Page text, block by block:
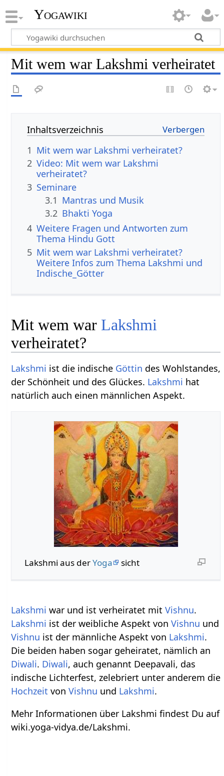
Yogawiki
Mit wem war Lakshmi verheiratet
Inhaltsverzeichnis
1 Mit wem war Lakshmi verheiratet?
2 Video: Mit wem war Lakshmi
verheiratet?
3 Seminare
3.1 Mantras und Musik
3.2 Bhakti Yoga
4 Weitere Fragen und Antworten zum
Thema Hindu Gott
5 Mit wem war Lakshmi verheiratet?
Weitere Infos zum Thema Lakshmi und
Indische_Götter
Mit wem war Lakshmi
verheiratet?
Lakshmi ist die indische Göttin des Wohlstandes,
der Schönheit und des Glückes. Lakshmi hat
natürlich auch einen männlichen Aspekt.
Lakshmi aus derYoga sicht
Lakshmi war und ist verheiratet mitVishnu.
Lakshmi ist der weibliche Aspekt vonVishnu und
Vishnu ist der männliche Aspekt von Lakshmi.
Die beiden haben sogar geheiratet, nämlich an
Diwali. Diwali, auch genannt Deepavali, das
indische Lichterfest, zelebriert unter anderem die
Hochzeit vonVishnu und Lakshmi.
Mehr Informationen über Lakshmi findest Du auf
wiki.yoga-vidya.de/Lakshmi.